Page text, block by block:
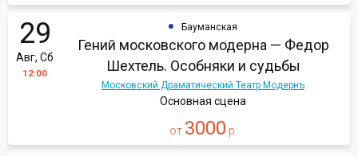
29
Авг, Сб
12:00
Бауманская
Гений московского модерна — Федор
Шехтель. Особняки и судьбы
Московский Драматический Театр Модернъ
Основная сцена
от 3000 р.